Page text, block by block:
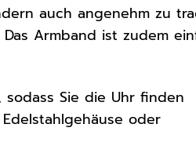
auch angenehm zu
Armband ist zudem
Sie die Uhr finden
oder